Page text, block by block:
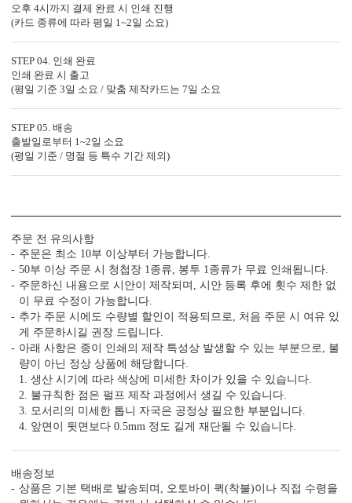
봉투 인쇄
기본 주소형, 디자인형, 문구 인쇄 등 다양한 편집을 제공합니다.
실용성과 감성을 모두 담으세요.
오후 4시까지 결제 완료 시 인쇄 진행
(카드 종류에 따라 평일 1~2일 소요)
STEP 04. 인쇄 완료
인쇄 완료 시 출고
(평일 기준 3일 소요 / 맞춤 제작카드는 7일 소요
STEP 05. 배송
출발일로부터 1~2일 소요
(평일 기준 / 명절 등 특수 기간 제외)
주문 전 유의사항
주문은 최소 10부 이상부터 가능합니다.
50부 이상 주문 시 청첩장 1종류, 봉투 1종류가 무료 인쇄됩니다.
주문하신 내용으로 시안이 제작되며, 시안 등록 후에 횟수 제한 없
이 무료 수정이 가능합니다.
추가 주문 시에도 수량별 할인이 적용되므로, 처음 주문 시 여유 있
게 주문하시길 권장 드립니다.
아래 사항은 종이 인쇄의 제작 특성상 발생할 수 있는 부분으로, 불
량이 아닌 정상 상품에 해당합니다.
1. 생산 시기에 따라 색상에 미세한 차이가 있을 수 있습니다.
2. 불규칙한 점은 펄프 제작 과정에서 생길 수 있습니다.
3. 모서리의 미세한 톱니 자국은 공정상 필요한 부분입니다.
4. 앞면이 뒷면보다 0.5mm 정도 길게 재단될 수 있습니다.
배송정보
상품은 기본 택배로 발송되며, 오토바이 퀵(착불)이나 직접 수령을